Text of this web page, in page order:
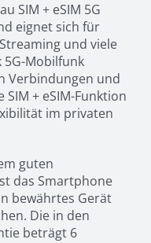
SIM + eSIM 5G
eignet sich für
und viele
5G-Mobilfunk
Verbindungen und
+ eSIM-Funktion
im privaten
guten
das Smartphone
bewährtes Gerät
Die in den
beträgt 6